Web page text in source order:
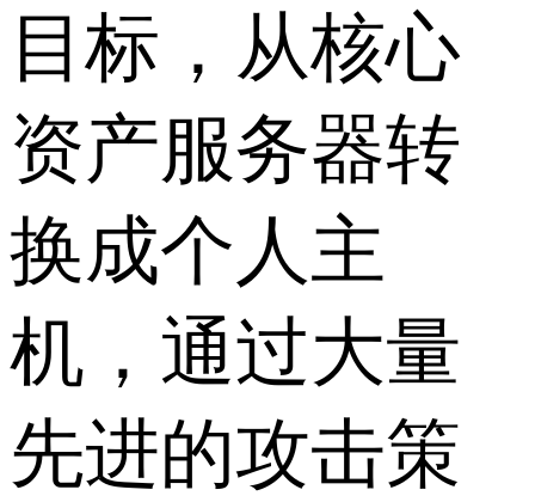
目标，从核心
资产服务器转
换成个人主
机，通过大量
先进的攻击策